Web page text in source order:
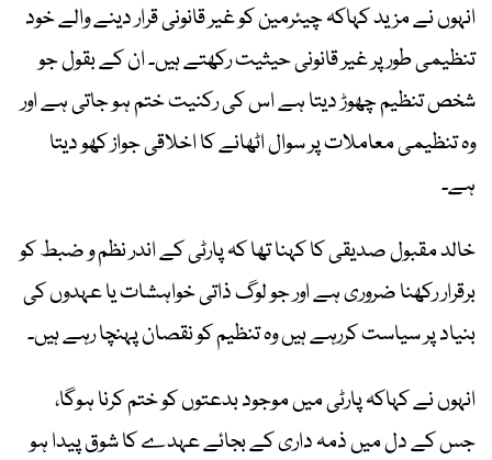
انہوں نے مزید کہاکہ چیئرمین کو غیر قانونی قرار دینے والے خود
تنظیمی طور پر غیر قانونی حیثیت رکھتے ہیں۔ ان کے بقول جو
شخص تنظیم چھوڑ دیتا ہے اس کی رکنیت ختم ہو جاتی ہے اور
وہ تنظیمی معاملات پر سوال اٹھانے کا اخلاقی جواز کھو دیتا
ہے۔
خالد مقبول صدیقی کا کہنا تھا کہ پارٹی کے اندر نظم و ضبط کو
برقرار رکھنا ضروری ہے اور جو لوگ ذاتی خواہشات یا عہدوں کی
بنیاد پر سیاست کررہے ہیں وہ تنظیم کو نقصان پہنچا رہے ہیں۔
انہوں نے کہاکہ پارٹی میں موجود بدعتوں کو ختم کرنا ہوگا،
جس کے دل میں ذمہ داری کے بجائے عہدے کا شوق پیدا ہو